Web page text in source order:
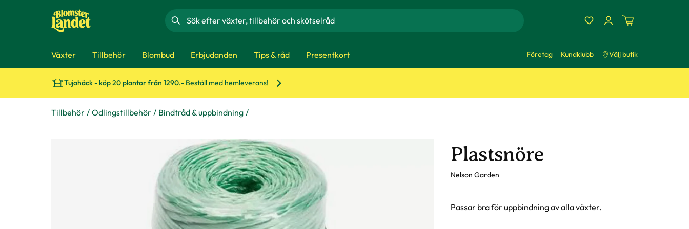
Sök
Växter Tillbehör Blombud Erbjudanden Tips & råd Presentkort Företag Kundklubb Välj butik
Tujahäck - köp 20 plantor från 1290.- Beställ med hemleverans!
Tillbehör Odlingstillbehör Bindtråd & uppbindning
Plastsnöre
Nelson Garden
Passar bra för uppbindning av alla växter.